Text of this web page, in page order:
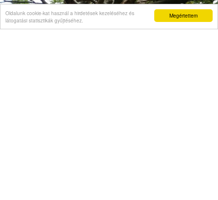
Megértettem
Oldalunk cookie-kat használ a hirdetések kezeléséhez és
látogatási statisztikák gyűjtéséhez.